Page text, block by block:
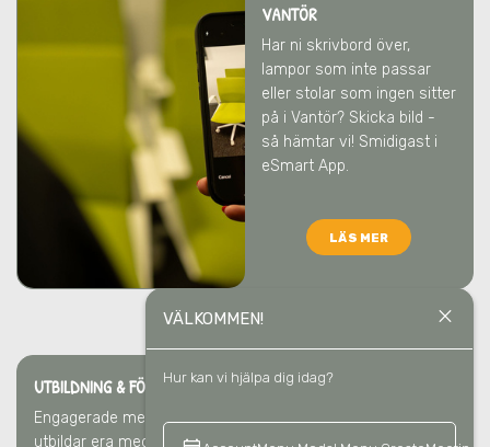
VÄLKOMMEN! close
Hur kan vi hjälpa dig idag?
VANTÖR
Har ni skrivbord över,
lampor som inte passar
eller stolar som ingen sitter
på i Vantör? Skicka bild -
så hämtar vi! Smidigast i
eSmart App.
LÄS MER
UTBILDNING & FÖRELÄSNING I VANTÖR
Engagerade medarbetare gör störst skillnadi Vantör. Vi
utbildar era medarbetare så att ni blir bäst på återvinning –